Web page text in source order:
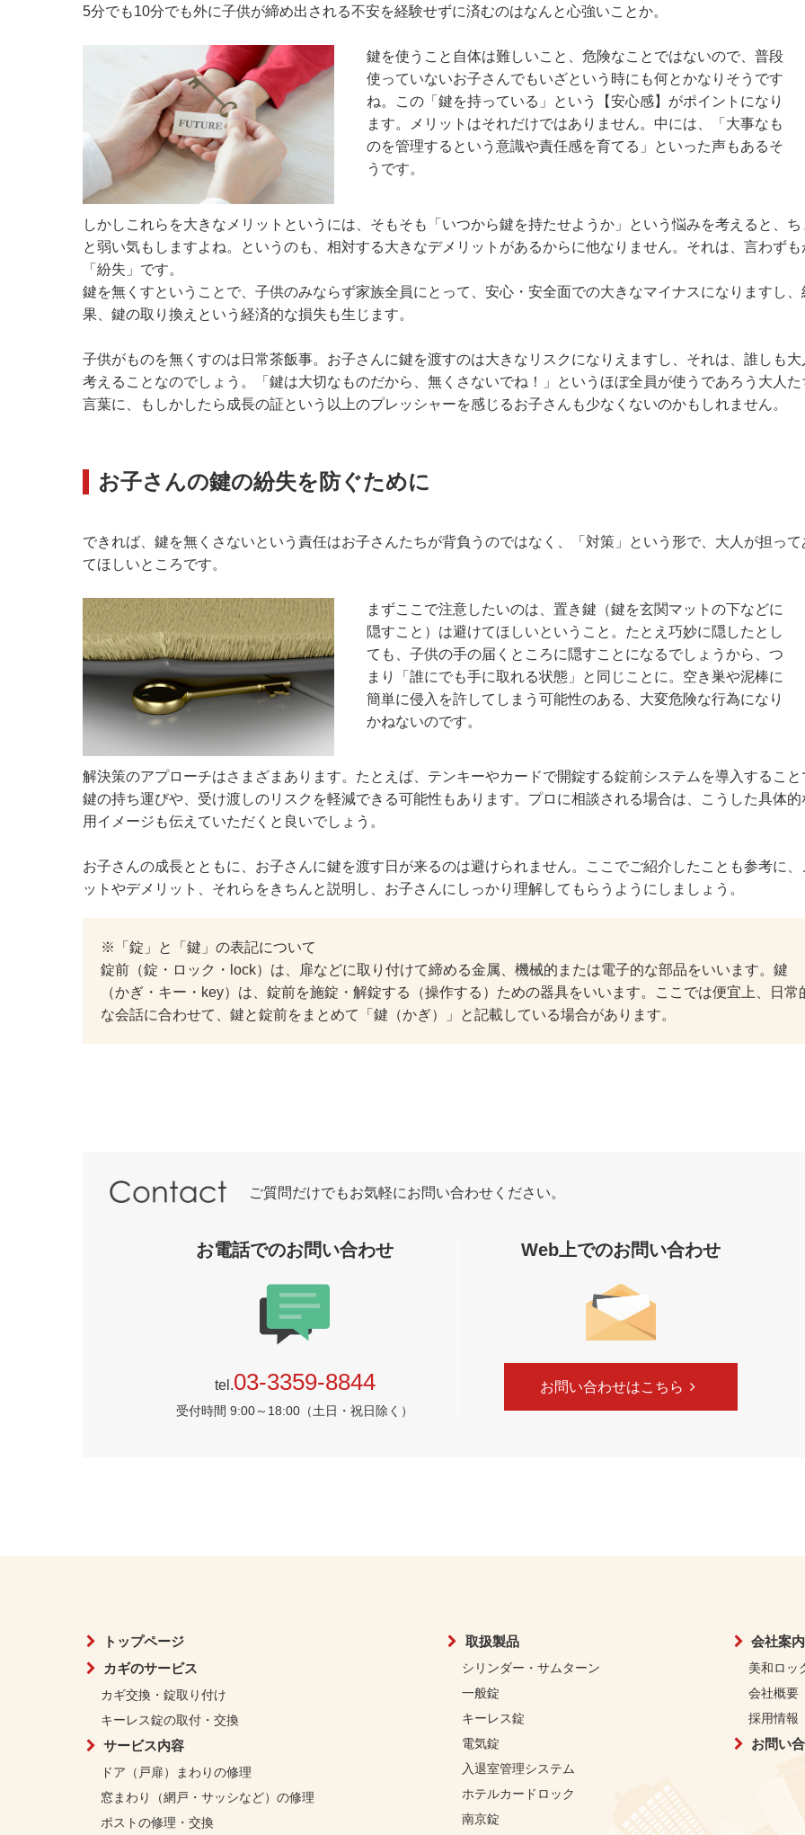
5分でも10分でも外に子供が締め出される不安を経験せずに済むのはなんと心強いことか。
鍵を使うこと自体は難しいこと、危険なことではないので、普段
使っていないお子さんでもいざという時にも何とかなりそうです
ね。この「鍵を持っている」という【安心感】がポイントになり
ます。メリットはそれだけではありません。中には、「大事なも
のを管理するという意識や責任感を育てる」といった声もあるそ
うです。
しかしこれらを大きなメリットというには、そもそも「いつから鍵を持たせようか」という悩みを考えると、ち
と弱い気もしますよね。というのも、相対する大きなデメリットがあるからに他なりません。それは、言わずも
「紛失」です。
鍵を無くすということで、子供のみならず家族全員にとって、安心・安全面での大きなマイナスになりますし、
果、鍵の取り換えという経済的な損失も生じます。
子供がものを無くすのは日常茶飯事。お子さんに鍵を渡すのは大きなリスクになりえますし、それは、誰しも大
考えることなのでしょう。「鍵は大切なものだから、無くさないでね！」というほぼ全員が使うであろう大人た
言葉に、もしかしたら成長の証という以上のプレッシャーを感じるお子さんも少なくないのかもしれません。
お子さんの鍵の紛失を防ぐために
できれば、鍵を無くさないという責任はお子さんたちが背負うのではなく、「対策」という形で、大人が担って
てほしいところです。
まずここで注意したいのは、置き鍵（鍵を玄関マットの下などに
隠すこと）は避けてほしいということ。たとえ巧妙に隠したとし
ても、子供の手の届くところに隠すことになるでしょうから、つ
まり「誰にでも手に取れる状態」と同じことに。空き巣や泥棒に
簡単に侵入を許してしまう可能性のある、大変危険な行為になり
かねないのです。
解決策のアプローチはさまざまあります。たとえば、テンキーやカードで開錠する錠前システムを導入すること
鍵の持ち運びや、受け渡しのリスクを軽減できる可能性もあります。プロに相談される場合は、こうした具体的
用イメージも伝えていただくと良いでしょう。
お子さんの成長とともに、お子さんに鍵を渡す日が来るのは避けられません。ここでご紹介したことも参考に、
ットやデメリット、それらをきちんと説明し、お子さんにしっかり理解してもらうようにしましょう。
※「錠」と「鍵」の表記について
錠前（錠・ロック・lock）は、扉などに取り付けて締める金属、機械的または電子的な部品をいいます。鍵
（かぎ・キー・key）は、錠前を施錠・解錠する（操作する）ための器具をいいます。ここでは便宜上、日常
な会話に合わせて、鍵と錠前をまとめて「鍵（かぎ）」と記載している場合があります。
ご質問だけでもお気軽にお問い合わせください。
お電話でのお問い合わせ
tel.03-3359-8844
受付時間 9:00～18:00（土日・祝日除く）
Web上でのお問い合わせ
お問い合わせはこちら
トップページ
カギのサービス
カギ交換・錠取り付け
キーレス錠の取付・交換
サービス内容
ドア（戸扉）まわりの修理
窓まわり（網戸・サッシなど）の修理
ポストの修理・交換
取扱製品
シリンダー・サムターン
一般錠
キーレス錠
電気錠
入退室管理システム
ホテルカードロック
南京錠
会社案内
美和ロッ
会社概要
採用情報
お問い